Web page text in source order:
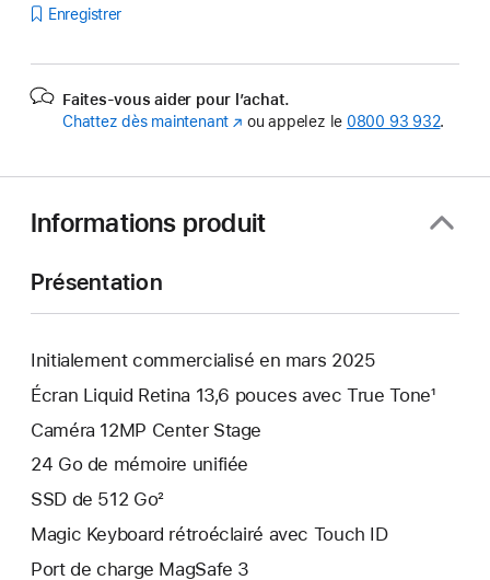
Enregistrer
Faites-vous aider pour l’achat.
Chattez dès maintenant (s’ouvre
ou appelez le 0800 93 932.
Informations produit
Présentation
Initialement commercialisé en mars 2025
Écran Liquid Retina 13,6 pouces avec True Tone¹
Caméra 12MP Center Stage
24 Go de mémoire unifiée
SSD de 512 Go²
Magic Keyboard rétroéclairé avec Touch ID
Port de charge MagSafe 3